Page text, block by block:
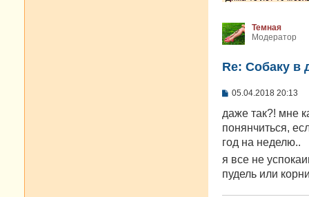
Темная
Модератор
Re: Собаку в
С
о
щ
е
н
и
е
05.04.2018 20:13
даже так?! мне
понянчиться,
год на неделю..
я все не
пудель или